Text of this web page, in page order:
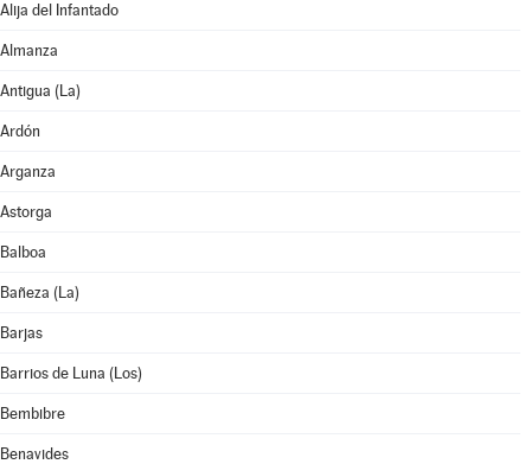
Alija del Infantado
Almanza
Antigua (La)
Ardón
Arganza
Astorga
Balboa
Bañeza (La)
Barjas
Barrios de Luna (Los)
Bembibre
Benavides